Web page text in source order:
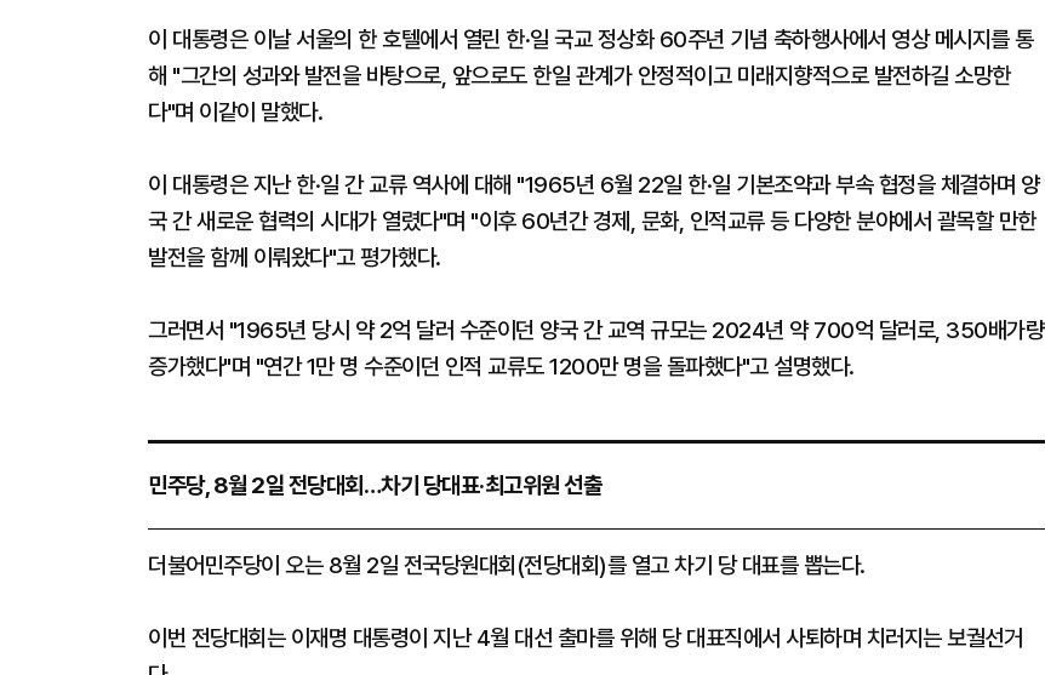
이 대통령은 이날 서울의 한 호텔에서 열린 한·일 국교 정상화 60주년 기념 축하행사에서 영상 메시지를 통
해 "그간의 성과와 발전을 바탕으로, 앞으로도 한일 관계가 안정적이고 미래지향적으로 발전하길 소망한
다"며 이같이 말했다.
이 대통령은 지난 한·일 간 교류 역사에 대해 "1965년 6월 22일 한·일 기본조약과 부속 협정을 체결하며 양
국 간 새로운 협력의 시대가 열렸다"며 "이후 60년간 경제, 문화, 인적교류 등 다양한 분야에서 괄목할 만한
발전을 함께 이뤄왔다"고 평가했다.
그러면서 "1965년 당시 약 2억 달러 수준이던 양국 간 교역 규모는 2024년 약 700억 달러로, 350배가량
증가했다"며 "연간 1만 명 수준이던 인적 교류도 1200만 명을 돌파했다"고 설명했다.
민주당, 8월 2일 전당대회…차기 당대표·최고위원 선출
더불어민주당이 오는 8월 2일 전국당원대회(전당대회)를 열고 차기 당 대표를 뽑는다.
이번 전당대회는 이재명 대통령이 지난 4월 대선 출마를 위해 당 대표직에서 사퇴하며 치러지는 보궐선거